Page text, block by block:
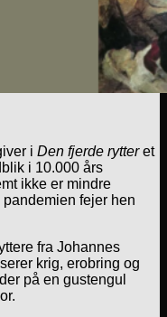
i Den fjerde rytteret
i 10.000 års
ikke er mindre
fejer hen
fra Johannes
krig, erobring og
på en gustengul